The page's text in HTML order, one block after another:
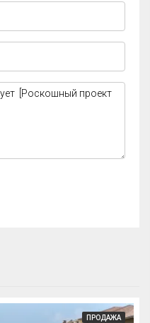
ПРОДАЖА